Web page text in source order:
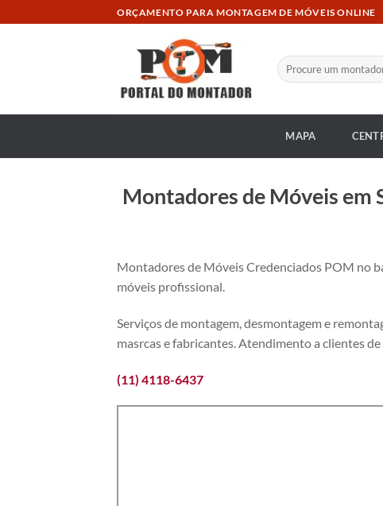
to
ORÇAMENTO PARA MONTAGEM DE MÓVEIS ONLINE
Pesquisar
por:
MAPA
Montadores de Móveis em
Montadores de Móveis Credenciados POM no
móveis profissional.
Serviços de montagem, desmontagem e
masrcas e fabricantes. Atendimento a clientes
(11) 4118-6437